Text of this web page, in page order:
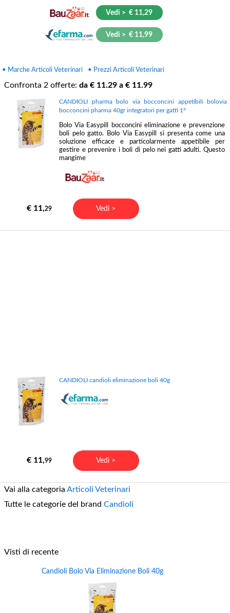
Vedi > € 11,29
Vedi > € 11,99
• Marche Articoli Veterinari • Prezzi Articoli Veterinari
Confronta 2 offerte: da € 11.29 a € 11.99
CANDIOLI pharma bolo via bocconcini appetibili bolovia
bocconcini pharma 40gr integratori per gatti 1°
Bolo Via Easypill bocconcini eliminazione e prevenzione
boli pelo gatto. Bolo Via Easypill si presenta come una
soluzione efficace e particolarmente appetibile per
gestire e prevenire i boli di pelo nei gatti adulti. Questo
mangime
€ 11,29 Vedi >
CANDIOLI candioli eliminazione boli 40g
€ 11,99 Vedi >
Vai alla categoria Articoli Veterinari
Tutte le categorie del brand Candioli
Visti di recente
Candioli Bolo Via Eliminazione Boli 40g